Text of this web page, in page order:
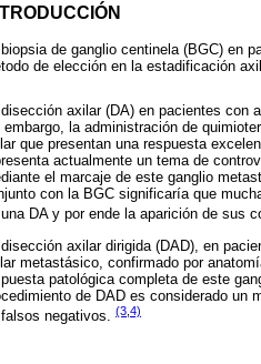
biopsia de ganglio centinela (BGC) en
de elección en la estadificación
disección axilar (DA) en pacientes con
embargo, la administración de
que presentan una respuesta
actualmente un tema de
el marcaje de este ganglio
con la BGC significaría que
DA y por ende la aparición de sus
axilar dirigida (DAD), en
metastásico, confirmado por
patológica completa de este
de DAD es considerado un
negativos.
(3 4)